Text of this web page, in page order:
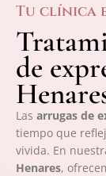
Tu clínica
de
Las arrugas de
tiempo que
vivida. En
Henares,